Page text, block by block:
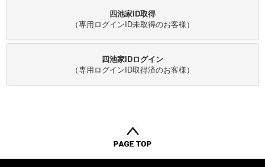
四池家ID取得
（専用ログインID未取得のお客様）
四池家IDログイン
（専用ログインID取得済のお客様）